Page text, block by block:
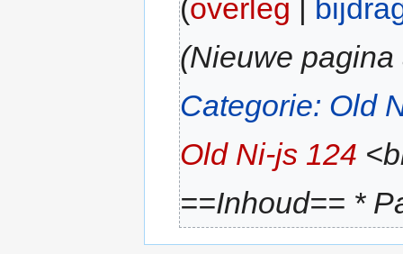
(overleg
(Nieuwe
Categorie: Old
Old Ni-js 124
==Inhoud== *